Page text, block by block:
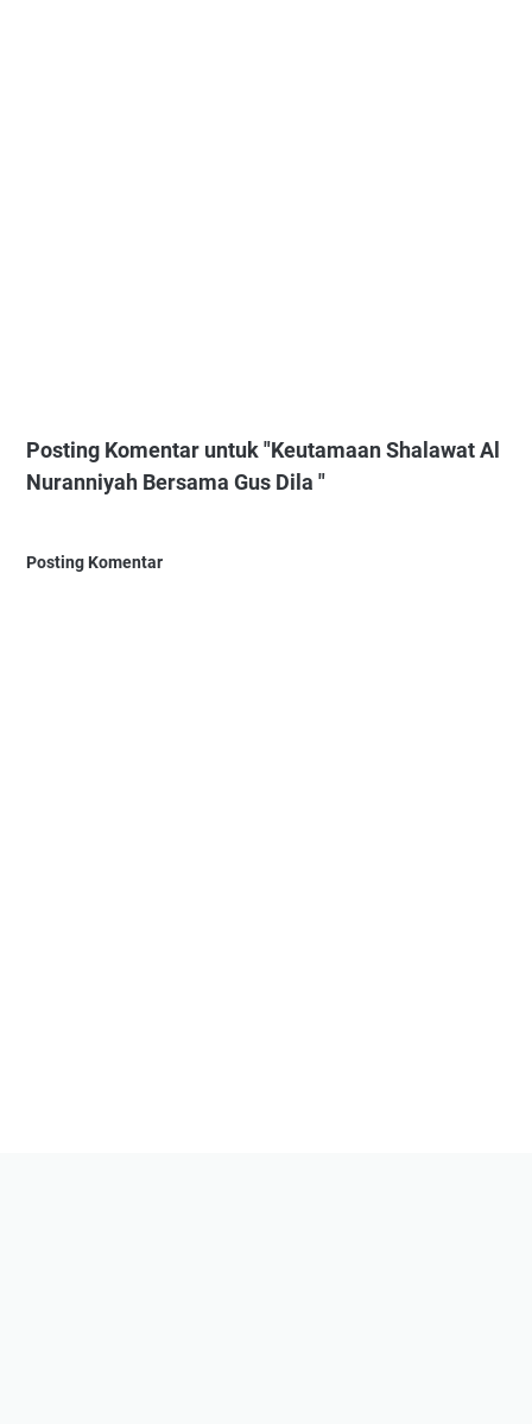
Posting Komentar untuk "Keutamaan Shalawat Al
Nuranniyah Bersama Gus Dila "
Posting Komentar